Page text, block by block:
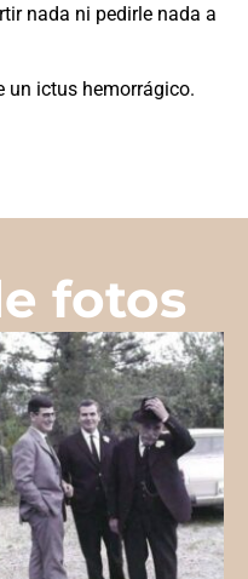
nada ni pedirle nada a
un ictus hemorrágico.
fotos